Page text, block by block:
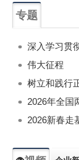
专题
深入学习贯
伟大征程
树立和践行
2026年全国
2026新春走